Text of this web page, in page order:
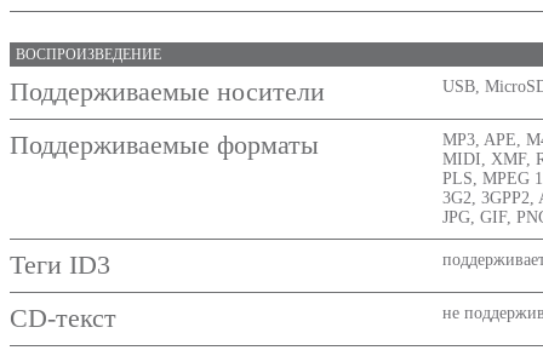
ВОСПРОИЗВЕДЕНИЕ
Поддерживаемые носители USB,
Поддерживаемые форматы
MP3, APE,
MIDI, XMF,
PLS, MPEG
3G2,
JPG, GIF,
Теги ID3
CD-текст не